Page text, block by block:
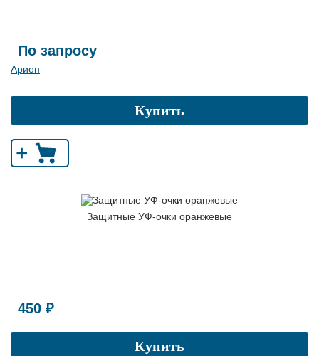
По запросу
Арион
Купить
+
Защитные УФ-очки оранжевые
450 ₽
Купить